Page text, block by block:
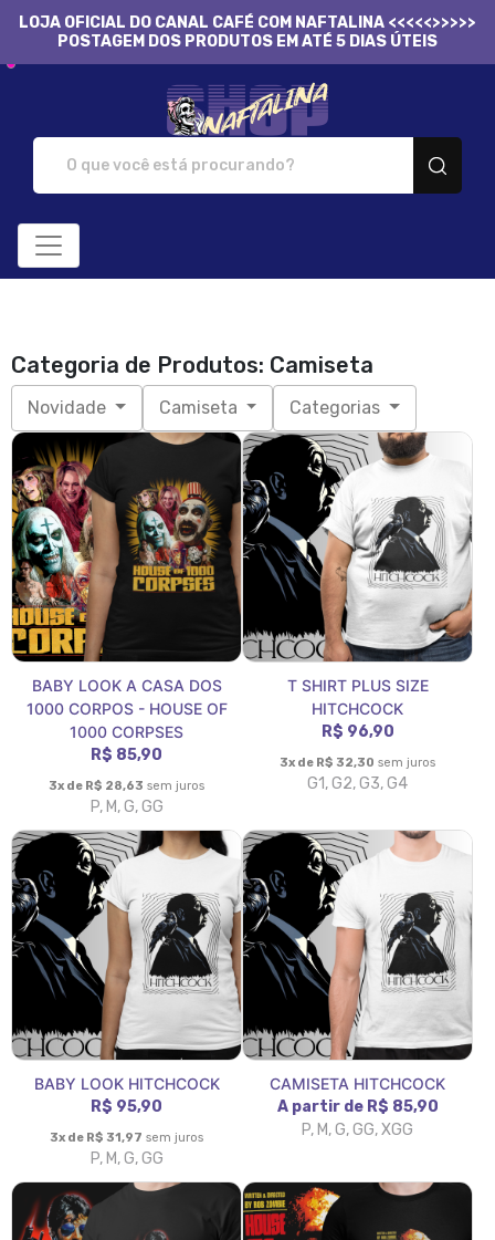
LOJA OFICIAL DO CANAL CAFÉ COM NAFTALINA <<<<<>>>>>
POSTAGEM DOS PRODUTOS EM ATÉ 5 DIAS ÚTEIS
Categoria de Produtos: Camiseta
Novidade Camiseta Categorias
BABY LOOK A CASA DOS
1000 CORPOS - HOUSE OF
1000 CORPSES
R$ 85,90
3x de R$ 28,63 sem juros
P, M, G, GG
T SHIRT PLUS SIZE
HITCHCOCK
R$ 96,90
3x de R$ 32,30 sem juros
G1, G2, G3, G4
BABY LOOK HITCHCOCK
R$ 95,90
3x de R$ 31,97 sem juros
P, M, G, GG
CAMISETA HITCHCOCK
A partir de R$ 85,90
P, M, G, GG, XGG